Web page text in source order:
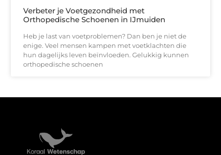
Verbeter je Voetgezondheid met
Orthopedische Schoenen in IJmuiden
Heb je last van voetproblemen? Dan ben je niet de
enige. Veel mensen kampen met voetklachten die
hun dagelijks leven beïnvloeden. Gelukkig kunnen
orthopedische schoenen